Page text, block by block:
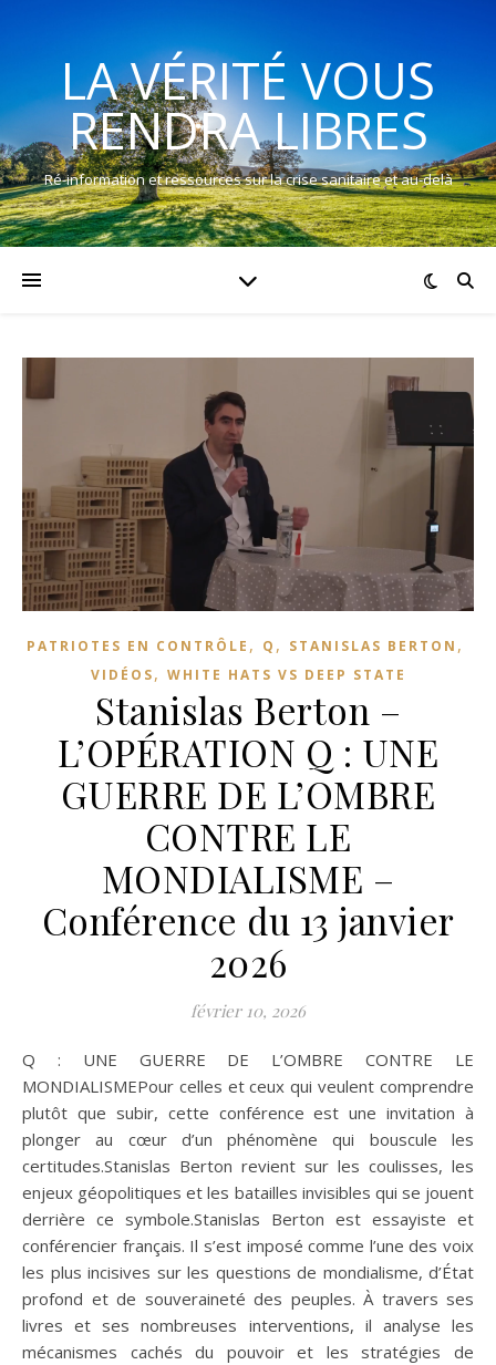
LA VÉRITÉ VOUS
RENDRA LIBRES
Ré-information et ressources sur la crise sanitaire et au-delà
PATRIOTES EN CONTRÔLE , Q , STANISLAS BERTON ,
VIDÉOS, WHITE HATS VS DEEP STATE
Stanislas Berton –
L’OPÉRATION Q : UNE
GUERRE DE L’OMBRE
CONTRE LE
MONDIALISME –
Conférence du 13 janvier
2026
février 10, 2026
Q : UNE GUERRE DE L’OMBRE CONTRE LE
MONDIALISMEPour celles et ceux qui veulent comprendre
plutôt que subir, cette conférence est une invitation à
plonger au cœur d’un phénomène qui bouscule les
certitudes.Stanislas Berton revient sur les coulisses, les
enjeux géopolitiques et les batailles invisibles qui se jouent
derrière ce symbole.Stanislas Berton est essayiste et
conférencier français. Il s’est imposé comme l’une des voix
les plus incisives sur les questions de mondialisme, d’État
profond et de souveraineté des peuples. À travers ses
livres et ses nombreuses interventions, il analyse les
mécanismes cachés du pouvoir et les stratégies de